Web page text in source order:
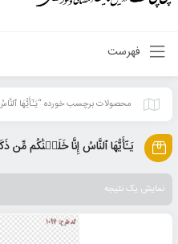
فهرست
محصولات برچسب خورده “يَـٰٓأَيُّهَا
يَـٰٓأَيُّهَا ٱلنَّاسُ إِنَّا خَلَقۡنَٰكُم مِّن
نمایش یک نتیجه